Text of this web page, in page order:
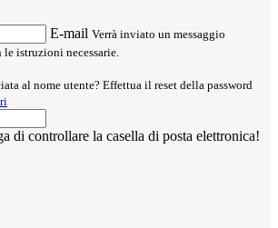
E-mail Verrà inviato un messaggio
istruzioni necessarie.
al nome utente? Effettua il reset della password
di controllare la casella di posta elettronica!